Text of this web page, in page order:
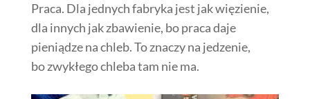
Praca. Dla jednych fabryka jest jak więzienie,
dla innych jak zbawienie, bo praca daje
pieniądze na chleb. To znaczy na jedzenie,
bo zwykłego chleba tam nie ma.